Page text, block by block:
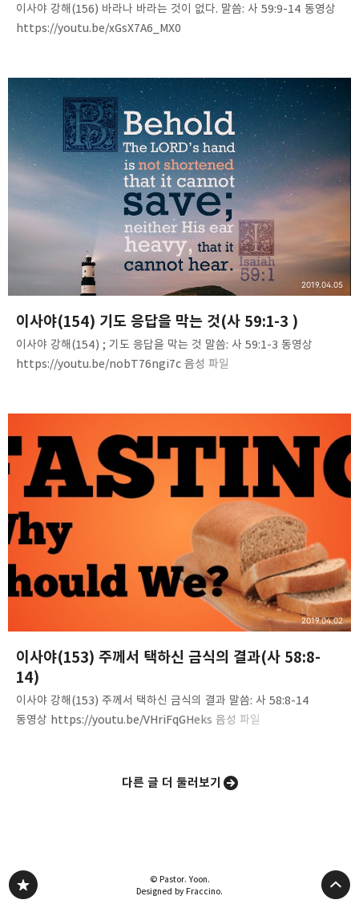
이사야 강해(156) 바라나 바라는 것이 없다. 말씀: 사 59:9-14 동영상
https://youtu.be/xGsX7A6_MX0
직접 성경을 펴서 한 줄 한 줄, 한 단어씩 주의 깊게 듣고 정리하시기
바랍니다. 우리가 다 곰같이 부르짖고 비둘기같이 몹시 애곡하나니
우리가 판단의 공의를 바라나 공의가 없고 구원을 바라나 구원이
우리에게서 멀리 있도다. (사 59:11)We roar all like bears, and
mourn sore like doves： we look for judgment, but there is
이사야(154) 기도 응답을 막는 것(사 59:1-3 )
2019.04.05
이사야 강해(154) ; 기도 응답을 막는 것 말씀: 사 59:1-3 동영상
https://youtu.be/nobT76ngi7c 음성 파일
[전능자]는 그것을 중히 여기지 아니하시리로다.”(욥35:13). ❷
마음속으로 불법에 관심을 두면 주께서 내 말을 듣지 않으십니다.
“내가 마음속으로 불법에 관심을 두면 {주}께서 내 말을 듣지
아니하시리라.”(시66:18). 이것은 생각의 중요성을 보여 줍니다.
기도는 말보다 바른 생각, 순수한 생각이 더 중요하다는 점…
이사야(153) 주께서 택하신 금식의 결과(사 58:8-
14)
2019.04.02
이사야 강해(153) 주께서 택하신 금식의 결과 말씀: 사 58:8-14
동영상 https://youtu.be/VHriFqGHeks 음성 파일
절식, 금식. 몸에 미치는 효과 2. 금식이 혼에 미치는 결과 3. 헛된 금식,
다른 글 더 둘러보기
© Pastor. Yoon.
Designed by Fraccino.